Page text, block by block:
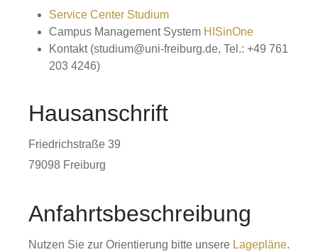
Service Center Studium
Campus Management System HISinOne
Kontakt (studium@uni-freiburg.de, Tel.: +49 761
203 4246)
Hausanschrift
Friedrichstraße 39
79098 Freiburg
Anfahrtsbeschreibung
Nutzen Sie zur Orientierung bitte unsere Lagepläne.